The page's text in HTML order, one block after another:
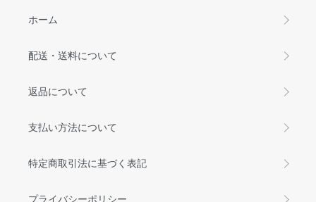
ホーム
配送・送料について
返品について
支払い方法について
特定商取引法に基づく表記
プライバシーポリシー